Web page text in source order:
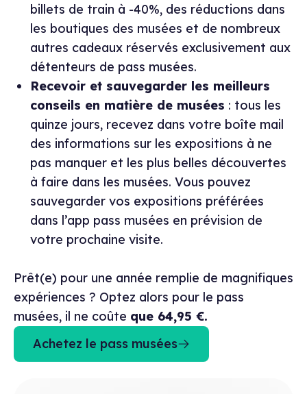
billets de train à -40%, des réductions dans
les boutiques des musées et de nombreux
autres cadeaux réservés exclusivement aux
détenteurs de pass musées.
Recevoir et sauvegarder les meilleurs
conseils en matière de musées : tous les
quinze jours, recevez dans votre boîte mail
des informations sur les expositions à ne
pas manquer et les plus belles découvertes
à faire dans les musées. Vous pouvez
sauvegarder vos expositions préférées
dans l’app pass musées en prévision de
votre prochaine visite.
Prêt(e) pour une année remplie de magnifiques
expériences ? Optez alors pour le pass
musées, il ne coûte que 64,95 €.
Achetez le pass musées